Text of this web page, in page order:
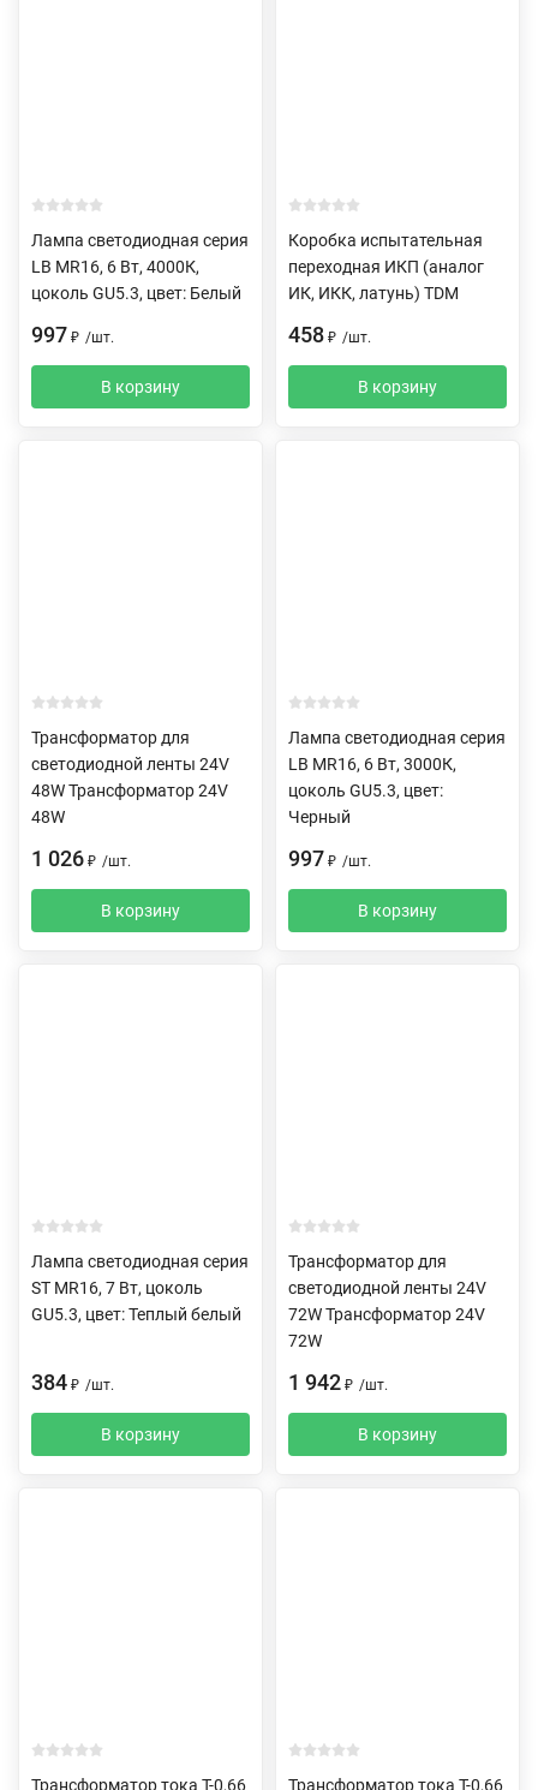
Лампа светодиодная серия
LB MR16, 6 Вт, 4000К,
цоколь GU5.3, цвет: Белый
997 ₽ /шт.
В корзину
Коробка испытательная
переходная ИКП (аналог
ИК, ИКК, латунь) TDM
458 ₽ /шт.
В корзину
Трансформатор для
светодиодной ленты 24V
48W Трансформатор 24V
48W
1 026 ₽ /шт.
В корзину
Лампа светодиодная серия
LB MR16, 6 Вт, 3000К,
цоколь GU5.3, цвет:
Черный
997 ₽ /шт.
В корзину
Лампа светодиодная серия
ST MR16, 7 Вт, цоколь
GU5.3, цвет: Теплый белый
384 ₽ /шт.
В корзину
Трансформатор для
светодиодной ленты 24V
72W Трансформатор 24V
72W
1 942 ₽ /шт.
В корзину
Трансформатор тока Т-0,66 Трансформатор тока Т-0,66